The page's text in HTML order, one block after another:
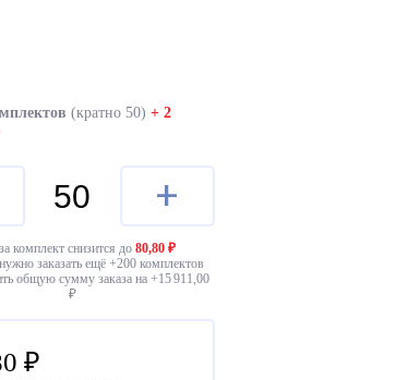
(кратно 50) + 2
+
комплект снизится до80,80 ₽
заказать ещё +200комплектов
общую сумму заказа на +15 911,00
₽
₽